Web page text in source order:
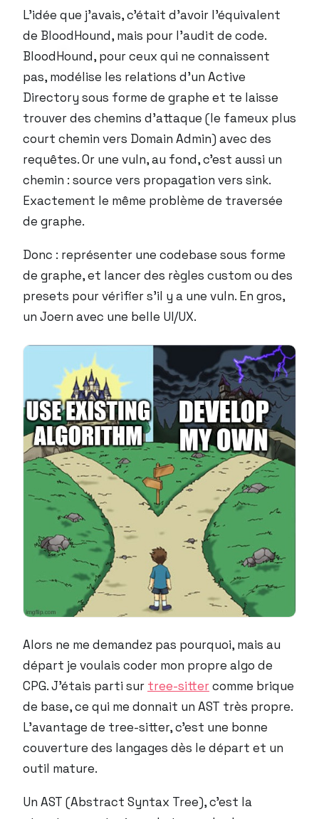
L’idée que j’avais, c’était d’avoir l’équivalent
de BloodHound, mais pour l’audit de code.
BloodHound, pour ceux qui ne connaissent
pas, modélise les relations d’un Active
Directory sous forme de graphe et te laisse
trouver des chemins d’attaque (le fameux plus
court chemin vers Domain Admin) avec des
requêtes. Or une vuln, au fond, c’est aussi un
chemin : source vers propagation vers sink.
Exactement le même problème de traversée
de graphe.
Donc : représenter une codebase sous forme
de graphe, et lancer des règles custom ou des
presets pour vérifier s’il y a une vuln. En gros,
un Joern avec une belle UI/UX.
Alors ne me demandez pas pourquoi, mais au
départ je voulais coder mon propre algo de
CPG. J’étais parti sur tree-sittercomme brique
de base, ce qui me donnait un AST très propre.
L’avantage de tree-sitter, c’est une bonne
couverture des langages dès le départ et un
outil mature.
Un AST (Abstract Syntax Tree), c’est la